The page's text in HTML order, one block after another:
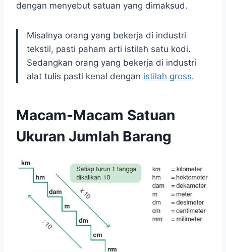
dengan menyebut satuan yang dimaksud.
Misalnya orang yang bekerja di industri
tekstil, pasti paham arti istilah satu kodi.
Sedangkan orang yang bekerja di industri
alat tulis pasti kenal dengan istilah gross.
Macam-Macam Satuan
Ukuran Jumlah Barang